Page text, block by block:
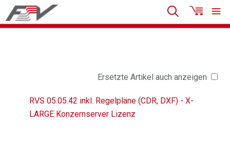
Ersetzte Artikel auch anzeigen
RVS 05.05.42 inkl. Regelpläne (CDR, DXF) - X-
LARGE Konzernserver Lizenz